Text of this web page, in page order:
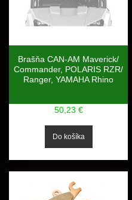
Brašňa CAN-AM Maverick/
Commander, POLARIS RZR/
Ranger, YAMAHA Rhino
50,23 €